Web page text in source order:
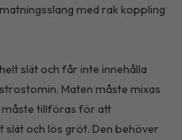
med rak koppling
slät och får inte innehålla
Maten måste mixas
måste tillföras för att
slät och lös gröt. Den behöver